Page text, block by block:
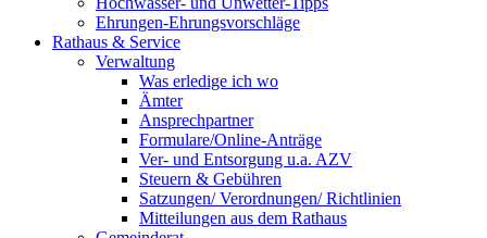
Ehrungen-Ehrungsvorschläge
Rathaus & Service
Verwaltung
Was erledige ich wo
Ämter
Ansprechpartner
Formulare/Online-Anträge
Ver- und Entsorgung u.a. AZV
Steuern & Gebühren
Satzungen/ Verordnungen/ Richtlinien
Mitteilungen aus dem Rathaus